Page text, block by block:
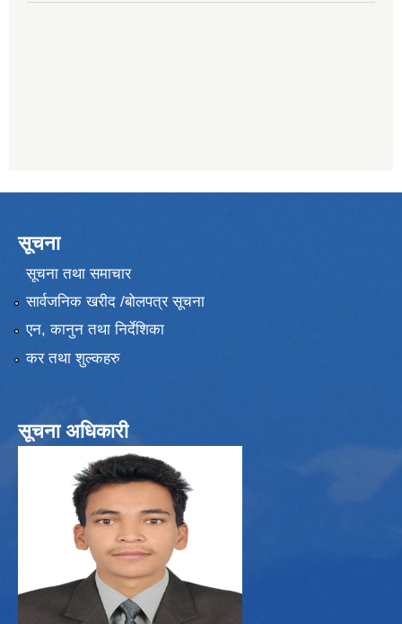
सूचना
सूचना तथा समाचार
सार्वजनिक खरीद /बोलपत्र सूचना
एन, कानुन तथा निर्देशिका
कर तथा शुल्कहरु
सूचना अधिकारी